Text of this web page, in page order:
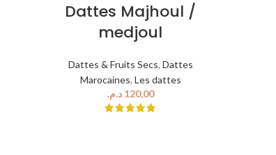
Dattes Majhoul /
medjoul
Dattes & Fruits Secs, Dattes
Marocaines, Les dattes
د.م.